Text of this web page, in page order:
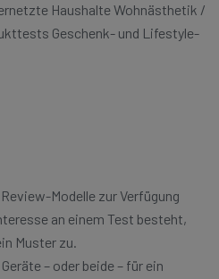
Haushalte Wohnästhetik /
Geschenk- und Lifestyle-
Modelle zur Verfügung
an einem Test besteht,
Muster zu.
– oder beide – für ein